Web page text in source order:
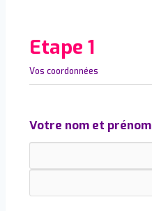
Etape 1
Vos coordonnées
Votre nom et prénom